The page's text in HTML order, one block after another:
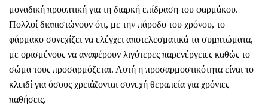
μοναδική προοπτική για τη διαρκή επίδραση του φαρμάκου.
Πολλοί διαπιστώνουν ότι, με την πάροδο του χρόνου, το
φάρμακο συνεχίζει να ελέγχει αποτελεσματικά τα συμπτώματα,
με ορισμένους να αναφέρουν λιγότερες παρενέργειες καθώς το
σώμα τους προσαρμόζεται. Αυτή η προσαρμοστικότητα είναι το
κλειδί για όσους χρειάζονται συνεχή θεραπεία για χρόνιες
παθήσεις.